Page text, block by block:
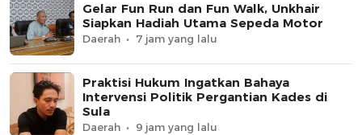
Gelar Fun Run dan Fun Walk, Unkhair
Siapkan Hadiah Utama Sepeda Motor
Daerah 7 jam yang lalu
Praktisi Hukum Ingatkan Bahaya
Intervensi Politik Pergantian Kades di
Sula
Daerah 9 jam yang lalu